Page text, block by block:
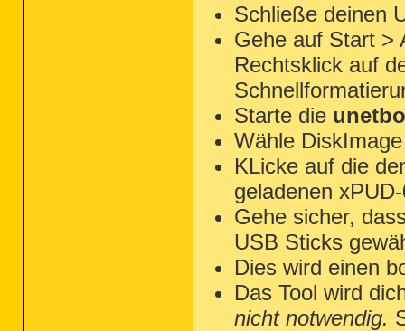
Schließe deinen
Gehe auf Start >
Rechtsklick auf
Starte die
Wähle
KLicke auf die
geladenen
Gehe sicher,
USB Sticks
Dies wird einen
Das Tool wird
nicht notwendig.